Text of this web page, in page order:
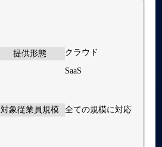
提供形態 クラウド
SaaS
対象従業員規模 全ての規模に対応